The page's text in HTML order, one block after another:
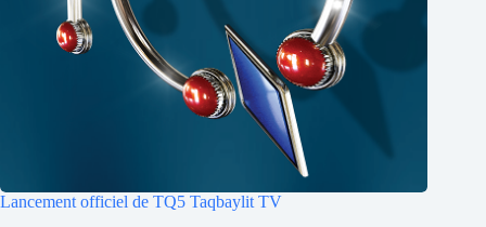
Lancement officiel de TQ5 Taqbaylit TV